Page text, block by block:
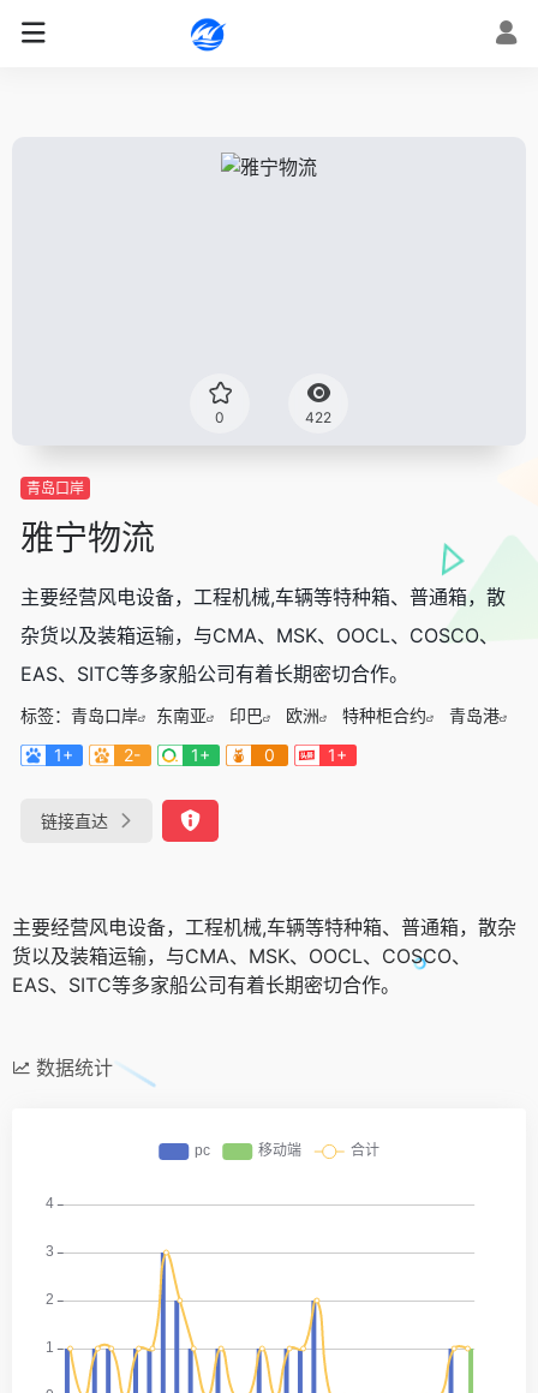
0 422
青岛口岸
雅宁物流
主要经营风电设备，工程机械,车辆等特种箱、普通箱，散
杂货以及装箱运输，与CMA、MSK、OOCL、COSCO、
EAS、SITC等多家船公司有着长期密切合作。
标签： 青岛口岸 东南亚 印巴 欧洲 特种柜合约
青岛港
1+
2- 1+ 0 1+
链接直达
主要经营风电设备，工程机械,车辆等特种箱、普通箱，散杂
货以及装箱运输，与CMA、MSK、OOCL、COSCO、
EAS、SITC等多家船公司有着长期密切合作。
数据统计